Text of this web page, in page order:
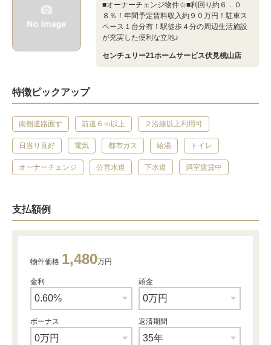
■オーナーチェンジ物件☆■利回り約６．０
８％！年間予定賃料収入約９０万円！駐車ス
ペース１台分有！駅徒歩４分の周辺生活施設
が充実した便利な立地♪
センチュリー21ホームサービス伏見桃山店
特徴ピックアップ
南側道路面す 前道６ｍ以上 ２沿線以上利用可
日当り良好 電気 都市ガス 給湯 トイレ
オーナーチェンジ 公営水道 下水道 満室賃貸中
支払額例
物件価格 1,480万円
金利 頭金
ボーナス 返済期間